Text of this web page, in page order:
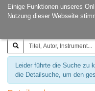
Einige Funktionen unseres
Nutzung dieser Webseite
Hamburg
Leider führte die Suche zu
die Detailsuche, um den